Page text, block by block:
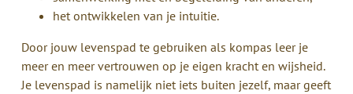
het ontwikkelen van je intuitie.
Door jouw levenspad te gebruiken als kompas leer je
meer en meer vertrouwen op je eigen kracht en wijsheid.
Je levenspad is namelijk niet iets buiten jezelf, maar geeft